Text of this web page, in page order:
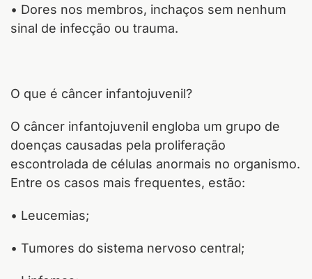
• Dores nos membros, inchaços sem nenhum
sinal de infecção ou trauma.
O que é câncer infantojuvenil?
O câncer infantojuvenil engloba um grupo de
doenças causadas pela proliferação
escontrolada de células anormais no organismo.
Entre os casos mais frequentes, estão:
• Leucemias;
• Tumores do sistema nervoso central;